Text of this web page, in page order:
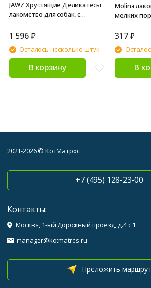
JAWZ Хрустящие Деликатесы
лакомство для собак, с
1 596₽
Осталось несколько штук
В корзину
Molina
мелких
317 ₽
В
2021-2026 © КотМатрос
+7 (495) 128-23-00
Контакты:
Москва, 1-ый Дорожный проезд, д.4 с 1
manager@kotmatros.ru
Проложить маршрут